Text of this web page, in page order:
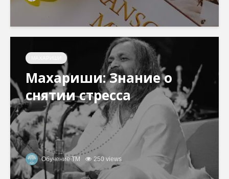
Махариши: Знание о
снятии стресса
Обучение ТМ 250 views